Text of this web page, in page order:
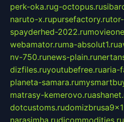
perk-oka.rug-octopus.ru
naruto-x.rupursefactory.ru
spayderhed-2022.ru
webamator.ruma-absolut1.ru
nv-750.runews-plain.ru
dizfiles.ruyoutubefree.ruaria-
planeta-samara.ru
matrasy-kemerovo.ru
dotcustoms.ru